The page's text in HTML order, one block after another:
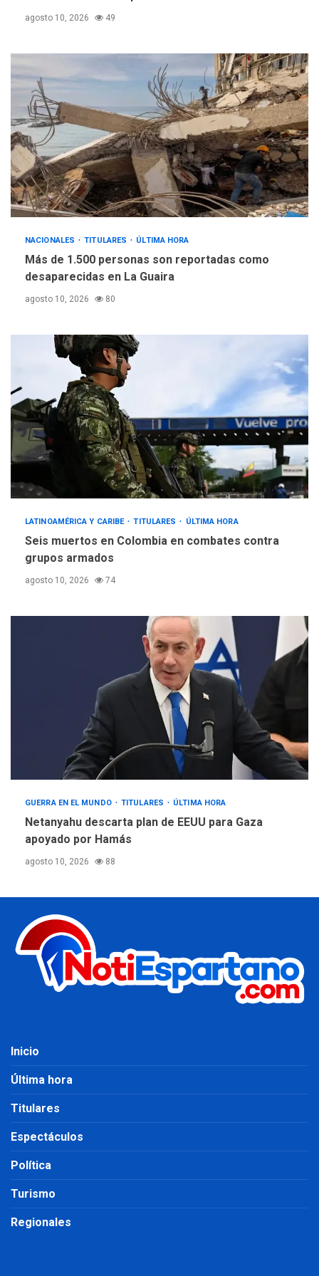
agosto 10, 2026 49
NACIONALES TITULARES ÚLTIMA HORA
Más de 1.500 personas son reportadas como
desaparecidas en La Guaira
agosto 10, 2026 80
LATINOAMÉRICA Y CARIBE TITULARES ÚLTIMA HORA
Seis muertos en Colombia en combates contra
grupos armados
agosto 10, 2026 74
GUERRA EN EL MUNDO TITULARES ÚLTIMA HORA
Netanyahu descarta plan de EEUU para Gaza
apoyado por Hamás
agosto 10, 2026 88
Inicio
Última hora
Titulares
Espectáculos
Política
Turismo
Regionales